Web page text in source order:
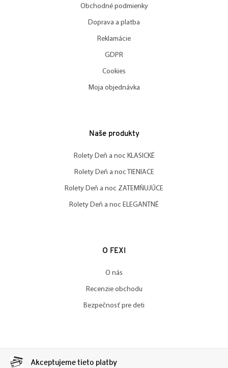
Obchodné podmienky
Doprava a platba
Reklamácie
GDPR
Cookies
Moja objednávka
Naše produkty
Rolety Deň a noc KLASICKÉ
Rolety Deň a noc TIENIACE
Rolety Deň a noc ZATEMŇUJÚCE
Rolety Deň a noc ELEGANTNÉ
O FEXI
O nás
Recenzie obchodu
Bezpečnosť pre deti
Akceptujeme tieto platby